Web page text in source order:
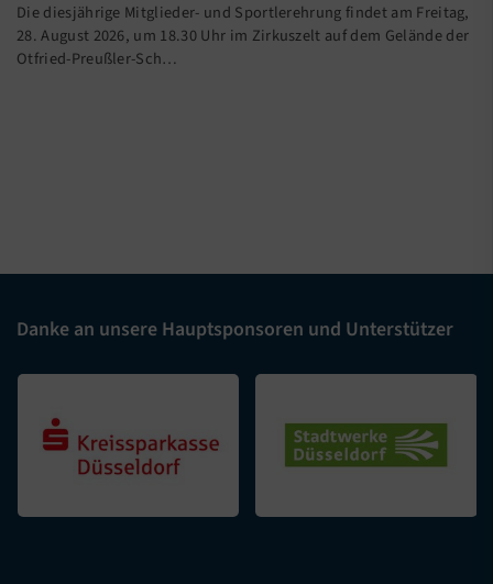
Die diesjährige Mitglieder- und Sportlerehrung findet am Freitag,
28. August 2026, um 18.30 Uhr im Zirkuszelt auf dem Gelände der
Otfried-Preußler-Sch…
Danke an unsere Hauptsponsoren und Unterstützer